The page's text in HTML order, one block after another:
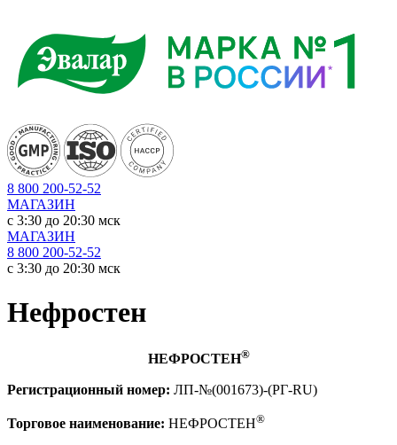
8 800 200-52-52
МАГАЗИН
c 3:30 до 20:30 мск
МАГАЗИН
8 800 200-52-52
c 3:30 до 20:30 мск
Нефростен
НЕФРОСТЕН®
Регистрационный номер: ЛП-№(001673)-(РГ-RU)
Торговое наименование: НЕФРОСТЕН®